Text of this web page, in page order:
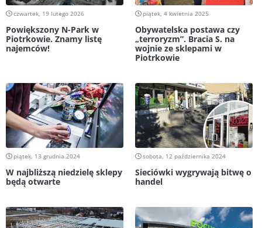
czwartek, 19 lutego 2026
Powiększony N-Park w
Piotrkowie. Znamy listę
najemców!
piątek, 4 kwietnia 2025
Obywatelska postawa czy
„terroryzm”. Bracia S. na
wojnie ze sklepami w
Piotrkowie
piątek, 13 grudnia 2024
W najbliższą niedzielę sklepy
będą otwarte
sobota, 12 października 2024
Sieciówki wygrywają bitwę o
handel